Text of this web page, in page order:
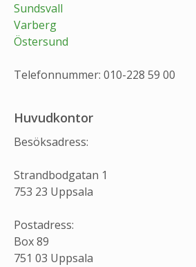
Sundsvall
Varberg
Östersund
Telefonnummer: 010-228 59 00
Huvudkontor
Besöksadress:
Strandbodgatan 1
753 23 Uppsala
Postadress:
Box 89
751 03 Uppsala